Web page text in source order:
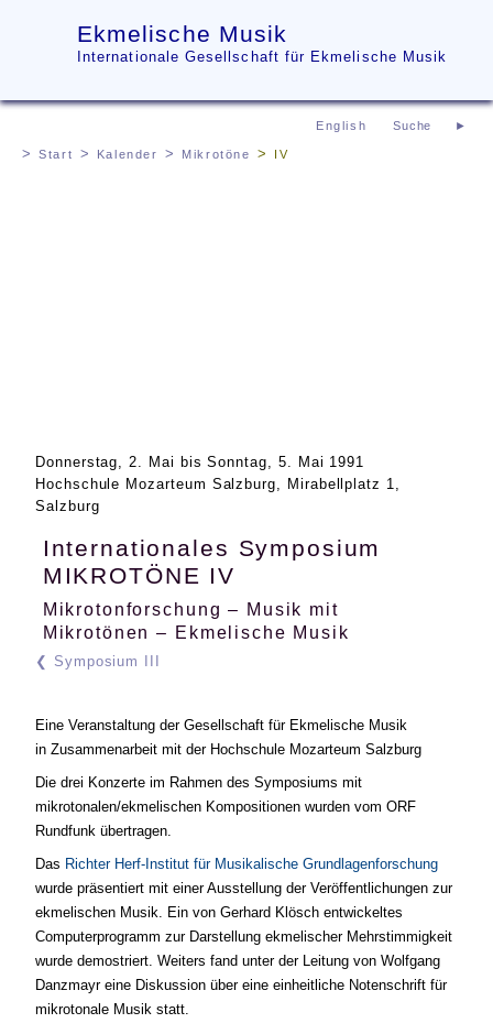
Ekmelische Musik
Internationale Gesellschaft für Ekmelische Musik
English
Start Kalender Mikrotöne IV
Donnerstag, 2. Mai bisSonntag, 5. Mai 1991
Hochschule Mozarteum Salzburg, Mirabellplatz 1,
Salzburg
Internationales Symposium
MIKROTÖNE IV
Mikrotonforschung – Musik mit
Mikrotönen – Ekmelische Musik
Symposium III
Eine Veranstaltung der Gesellschaft für Ekmelische Musik
in Zusammenarbeit mit der Hochschule Mozarteum Salzburg
Die drei Konzerte im Rahmen des Symposiums mit
mikrotonalen/ekmelischen Kompositionen wurden vom ORF
Rundfunk übertragen.
Das Richter Herf-Institut für Musikalische Grundlagenforschung
wurde präsentiert mit einer Ausstellung der Veröffentlichungen zur
ekmelischen Musik. Ein von Gerhard Klösch entwickeltes
Computerprogramm zur Darstellung ekmelischer Mehrstimmigkeit
wurde demostriert. Weiters fand unter der Leitung von Wolfgang
Danzmayr eine Diskussion über eine einheitliche Notenschrift für
mikrotonale Musik statt.